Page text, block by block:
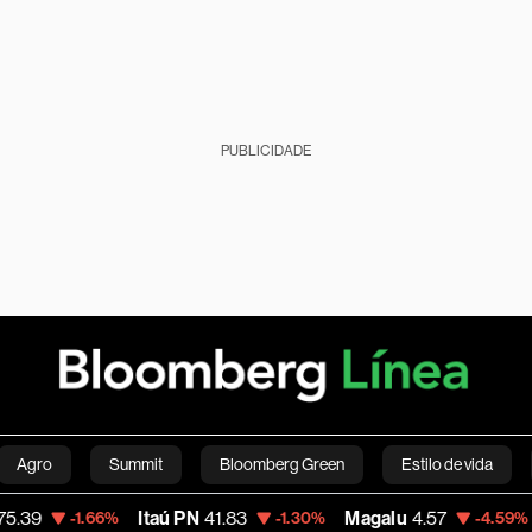
PUBLICIDADE
Agro Summit Bloomberg Green Estilo de vida
pessoais Viagens Internacional Brasil
Itaú PN 41.83 -1.30% Magalu 4.57 -4.59% Bitcoin